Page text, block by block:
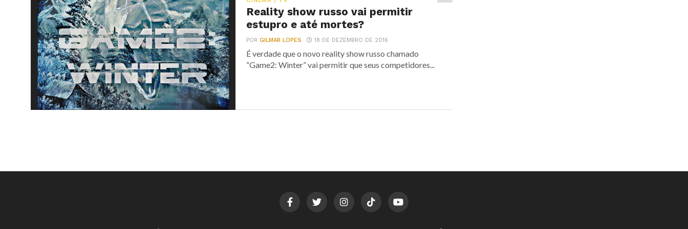
Reality show russo vai permitir
estupro e até mortes?
PORGILMAR LOPES 18 DE DEZEMBRO DE 2016
É verdade que o novo reality show russo chamado
“Game2: Winter” vai permitir que seus competidores...